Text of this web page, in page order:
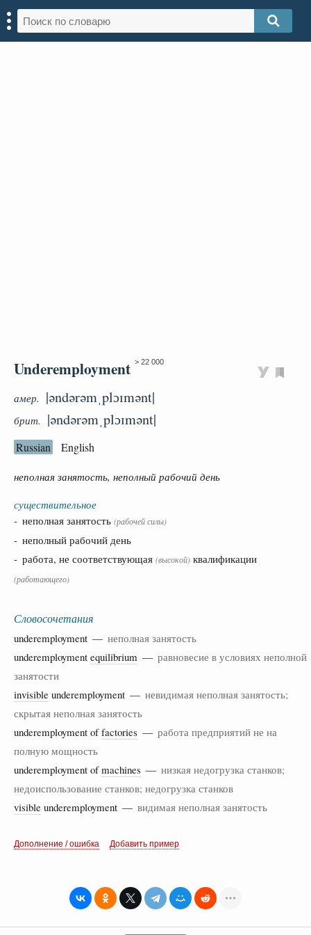
Underemployment > 22 000
амер. |əndərəmˌplɔɪmənt|
брит. |əndərəmˌplɔɪmənt|
Russian English
неполная занятость, неполный рабочий день
существительное
- неполная занятость (рабочей силы)
- неполный рабочий день
- работа, не соответствующая (высокой) квалификации
(работающего)
Словосочетания
underemployment — неполная занятость
underemployment equilibrium — равновесие в условиях неполной
занятости
invisible underemployment — невидимая неполная занятость;
скрытая неполная занятость
underemployment offactories — работа предприятий не на
полную мощность
underemployment ofmachines — низкая недогрузка станков;
недоиспользование станков; недогрузка станков
visible underemployment — видимая неполная занятость
Дополнение / ошибка Добавить пример